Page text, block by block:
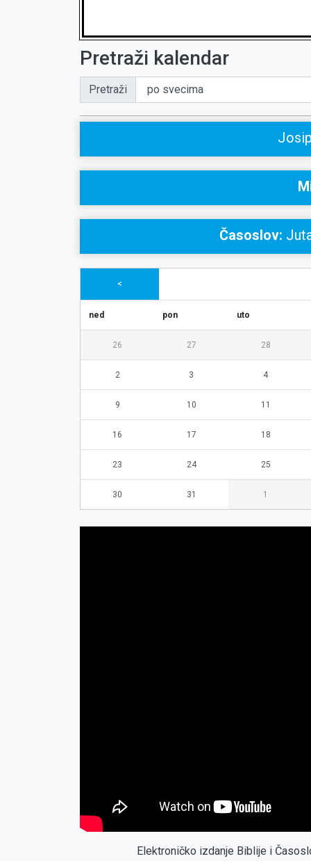
Pretraži kalendar
Pretraži
Časoslov:
<
ned pon uto
26 27 28
2 3 4
9 10 11
16 17 18
23 24 25
30 31 1
Elektroničko izdanje Biblije i